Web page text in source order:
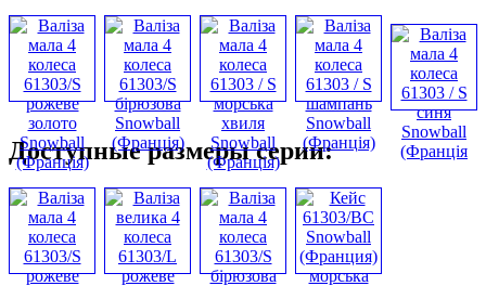
Доступные размеры серии: